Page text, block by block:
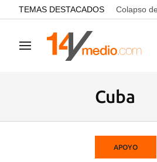
common.go-to-content
TEMAS DESTACADOS Colapso
Navegación
Cuba
APOYO